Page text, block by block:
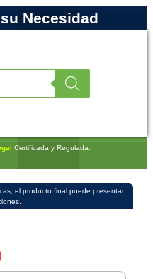
Necesidad
Certificada y Regulada.
el producto final puede presentar